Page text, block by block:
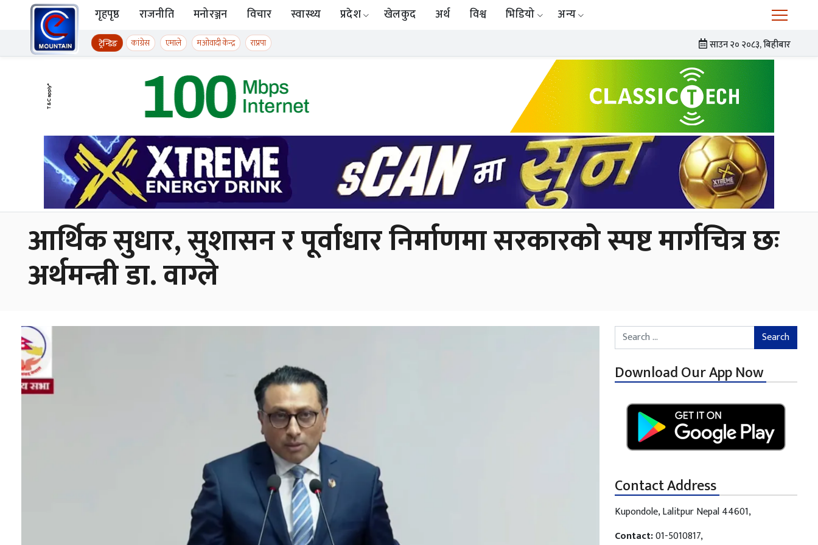
Skip to content
ईमाउण्टेन समाचार
गृहपृष्ठ राजनीति मनोरञ्जन विचार स्वास्थ्य प्रदेश खेलकुद अर्थ विश्व भिडियो अन्य
ट्रेन्डिङ कांग्रेस एमाले मओवादी केन्द्र राप्रपा साउन २० २०८३, बिहीबार
आर्थिक सुधार, सुशासन र पूर्वाधार निर्माणमा सरकारको स्पष्ट मार्गचित्र छः
अर्थमन्त्री डा. वाग्ले
Search for:
Download Our App Now
Contact Address
Kupondole, Lalitpur Nepal 44601,
Contact:01-5010817,